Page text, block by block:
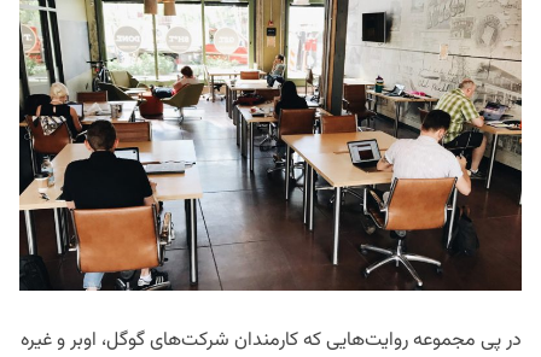
در پی مجموعه روایت‌هایی که کارمندان شرکت‌های گوگل، اوبر و غیره